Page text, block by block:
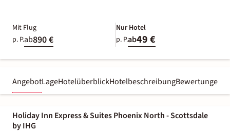
Mit Flug
p. P.ab890 €
Nur Hotel
p. P.ab49 €
AngebotLageHotelüberblickHotelbeschreibungBewertungen
Holiday Inn Express & Suites Phoenix North - Scottsdale
by IHG